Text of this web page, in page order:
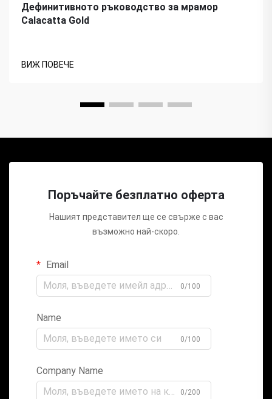
Дефинитивното ръководство за мрамор
Calacatta Gold
ВИЖ ПОВЕЧЕ
Поръчайте безплатно оферта
Нашият представител ще се свърже с вас
възможно най-скоро.
Email
0/100
Name
0/100
Company Name
0/200